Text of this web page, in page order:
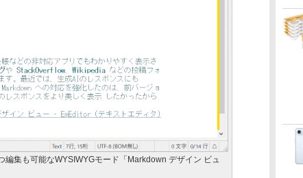
編集も可能なWYSIWYGモード「Markdown デザイン ビュ